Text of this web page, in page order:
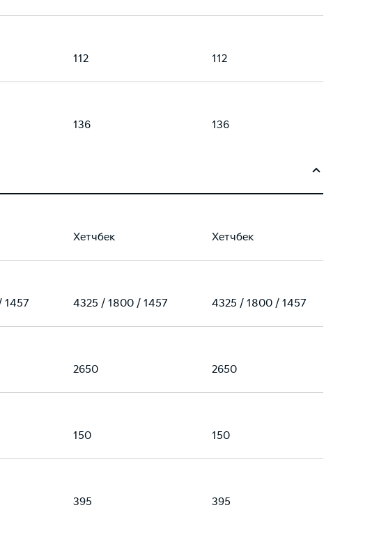
112 112
136 136
Хетчбек Хетчбек
1457 4325 / 1800 / 1457 4325 / 1800 / 1457
2650 2650
150 150
395 395